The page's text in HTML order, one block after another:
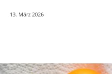
13. März 2026